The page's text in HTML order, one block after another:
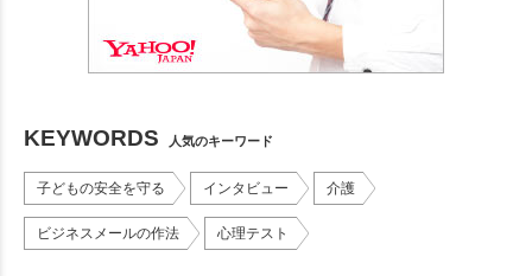
KEYWORDS 人気のキーワード
子どもの安全を守る インタビュー 介護
ビジネスメールの作法 心理テスト